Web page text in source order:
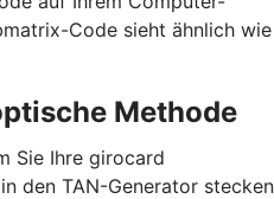
Code sieht ähnlich wie
Methode
Sie Ihre girocard
den TAN-Generator stecken